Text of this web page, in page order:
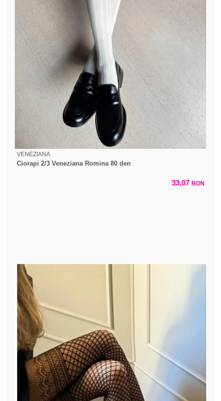
VENEZIANA
Ciorapi 2/3 Veneziana Romina 80 den
33,07 RON